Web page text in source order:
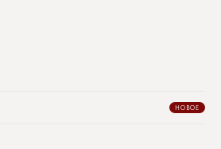
НОВОЕ